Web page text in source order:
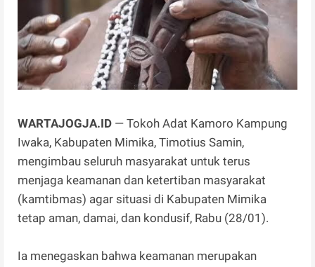
WARTAJOGJA.ID — Tokoh Adat Kamoro Kampung
Iwaka, Kabupaten Mimika, Timotius Samin,
mengimbau seluruh masyarakat untuk terus
menjaga keamanan dan ketertiban masyarakat
(kamtibmas) agar situasi di Kabupaten Mimika
tetap aman, damai, dan kondusif, Rabu (28/01).
Ia menegaskan bahwa keamanan merupakan